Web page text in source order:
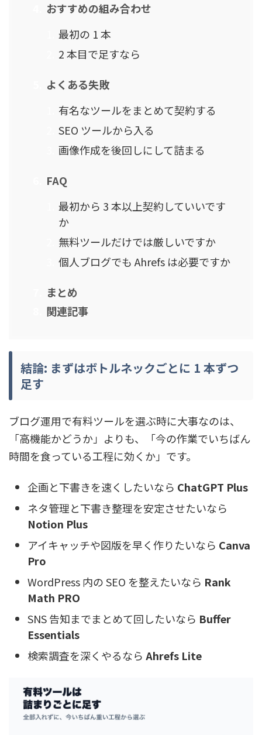
おすすめの組み合わせ
最初の 1 本
2 本目で足すなら
よくある失敗
有名なツールをまとめて契約する
SEO ツールから入る
画像作成を後回しにして詰まる
FAQ
最初から 3 本以上契約していいです
か
無料ツールだけでは厳しいですか
個人ブログでも Ahrefs は必要ですか
まとめ
関連記事
結論: まずはボトルネックごとに 1 本ずつ
足す
ブログ運用で有料ツールを選ぶ時に大事なのは、
「高機能かどうか」よりも、「今の作業でいちばん
時間を食っている工程に効くか」です。
企画と下書きを速くしたいなら ChatGPT Plus
ネタ管理と下書き整理を安定させたいなら
Notion Plus
アイキャッチや図版を早く作りたいなら Canva
Pro
WordPress 内の SEO を整えたいなら Rank
Math PRO
SNS 告知までまとめて回したいなら Buffer
Essentials
検索調査を深くやるなら Ahrefs Lite